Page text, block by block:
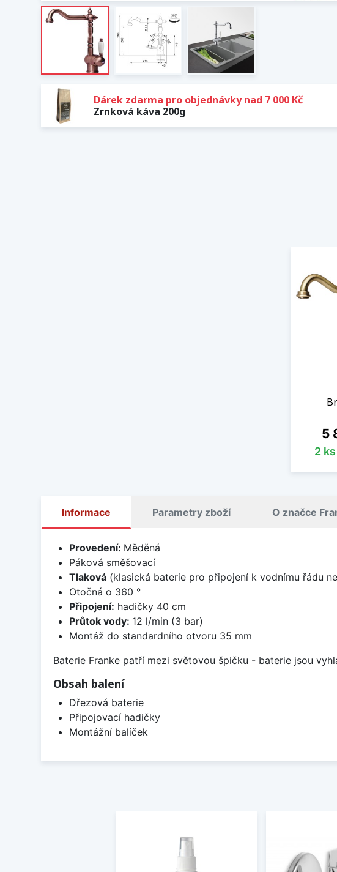
Dárek zdarma pro objednávky nad 7 000 Kč
Zrnková káva 200g
5
2
Informace Parametry zboží O značce
Provedení: Měděná
Páková směšovací
Tlaková(klasická baterie pro připojení k vodnímu řádu
Otočná o 360 °
Připojení: hadičky 40 cm
Průtok vody: 12 l/min (3 bar)
Montáž do standardního otvoru 35 mm
Baterie Franke patří mezi světovou špičku - baterie jsou
Obsah balení
Dřezová baterie
Připojovací hadičky
Montážní balíček